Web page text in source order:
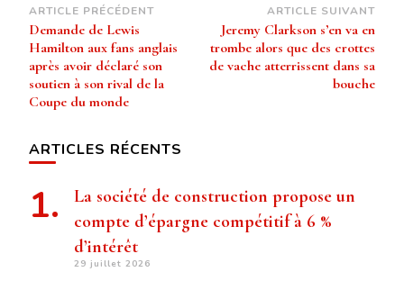
Navigation
d’article
ARTICLE PRÉCÉDENT
Demande de Lewis
Hamilton aux fans anglais
après avoir déclaré son
soutien à son rival de la
Coupe du monde
ARTICLE SUIVANT
Jeremy Clarkson s’en va en
trombe alors que des crottes
de vache atterrissent dans sa
bouche
ARTICLES RÉCENTS
La société de construction propose un
compte d’épargne compétitif à 6 %
d’intérêt
29 juillet 2026